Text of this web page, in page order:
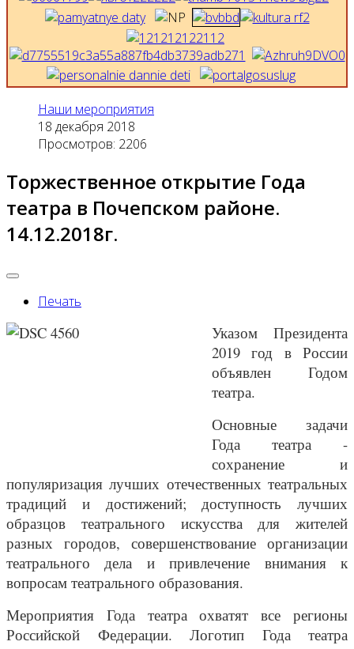
Наши мероприятия
18 декабря 2018
Просмотров: 2206
Торжественное открытие Года
театра в Почепском районе.
14.12.2018г.
Печать
Указом Президента
2019 год в России
объявлен Годом
театра.
Основные задачи
Года театра -
сохранение и
популяризация лучших отечественных театральных
традиций и достижений; доступность лучших
образцов театрального искусства для жителей
разных городов, совершенствование организации
театрального дела и привлечение внимания к
вопросам театрального образования.
Мероприятия Года театра охватят все регионы
Российской Федерации. Логотип Года театра